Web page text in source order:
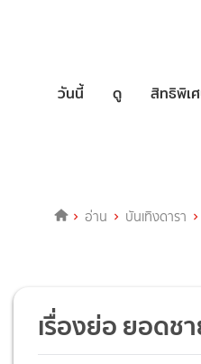
วันนี้ ดู สิทธิพิเ
อ่าน บันเทิงดารา
เรื่องย่อ ยอดช